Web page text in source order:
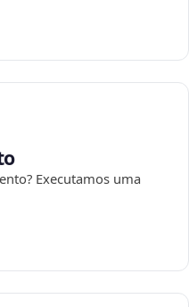
Executamos uma